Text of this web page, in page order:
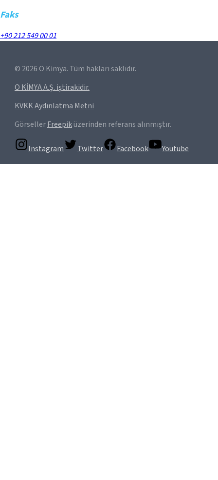
Faks
+90 212 549 00 01
© 2026 O Kimya. Tüm hakları saklıdır.
O KİMYA A.Ş. iştirakidir.
KVKK Aydınlatma Metni
GörsellerFreepiküzerinden referans alınmıştır.
Instagram Twitter Facebook Youtube